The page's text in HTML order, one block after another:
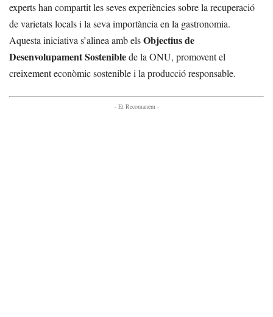
experts han compartit les seves experiències sobre la recuperació
de varietats locals i la seva importància en la gastronomia.
Aquesta iniciativa s’alinea amb elsObjectius de
Desenvolupament Sosteniblede la ONU, promovent el
creixement econòmic sostenible i la producció responsable.
- Et Recomanem -